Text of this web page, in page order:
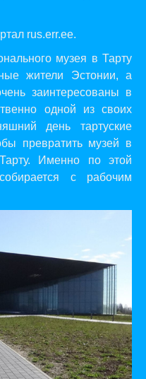
rus.err.ee.
музея в Тарту
жители Эстонии, а
заинтересованы в
одной из своих
день тартуские
превратить музей в
Именно по этой
с рабочим